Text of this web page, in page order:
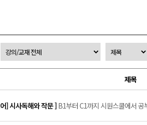
제목
] 시사독해와 작문 ] B1부터 C1까지 시원스쿨에서 공